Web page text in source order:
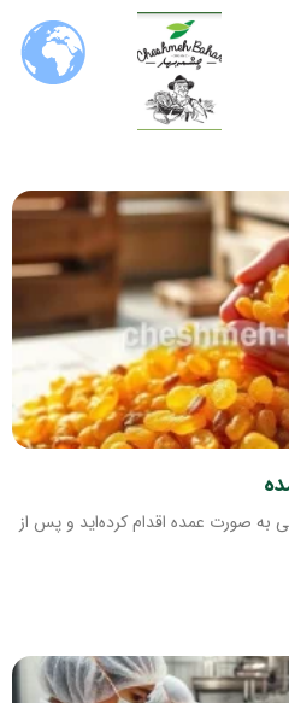
به صورت عمده اقدام کرده‌اید و پس از